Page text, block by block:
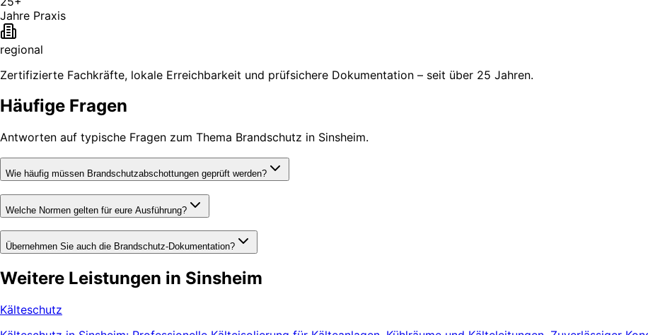
Jahre Praxis
regional
Zertifizierte Fachkräfte, lokale Erreichbarkeit und prüfsichere Dokumentation – seit über 25 Jahren.
Häufige Fragen
Antworten auf typische Fragen zum Thema Brandschutz in Sinsheim.
Wie häufig müssen Brandschutzabschottungen geprüft werden?
Welche Normen gelten für eure Ausführung?
Übernehmen Sie auch die Brandschutz-Dokumentation?
Weitere Leistungen in Sinsheim
Kälteschutz